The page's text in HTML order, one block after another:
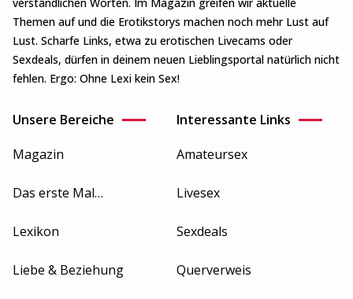
verständlichen Worten. Im Magazin greifen wir aktuelle
Themen auf und die Erotikstorys machen noch mehr Lust auf
Lust. Scharfe Links, etwa zu erotischen Livecams oder
Sexdeals, dürfen in deinem neuen Lieblingsportal natürlich nicht
fehlen. Ergo: Ohne Lexi kein Sex!
Unsere Bereiche
Magazin
Das erste Mal…
Lexikon
Liebe & Beziehung
Interessante Links
Amateursex
Livesex
Sexdeals
Querverweis